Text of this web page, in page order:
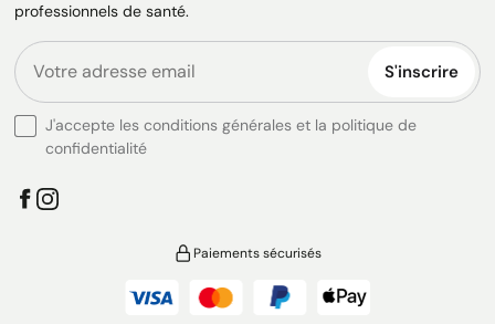
professionnels de santé.
S'inscrire
J'accepte les conditions générales et la politique de
confidentialité
Paiements sécurisés